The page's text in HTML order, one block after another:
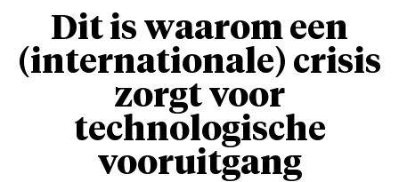
Dit is waarom een
(internationale) crisis
zorgt voor
technologische
vooruitgang